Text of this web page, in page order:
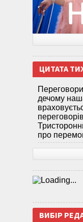
ЦИТАТА
дечому
про
ВИБІР